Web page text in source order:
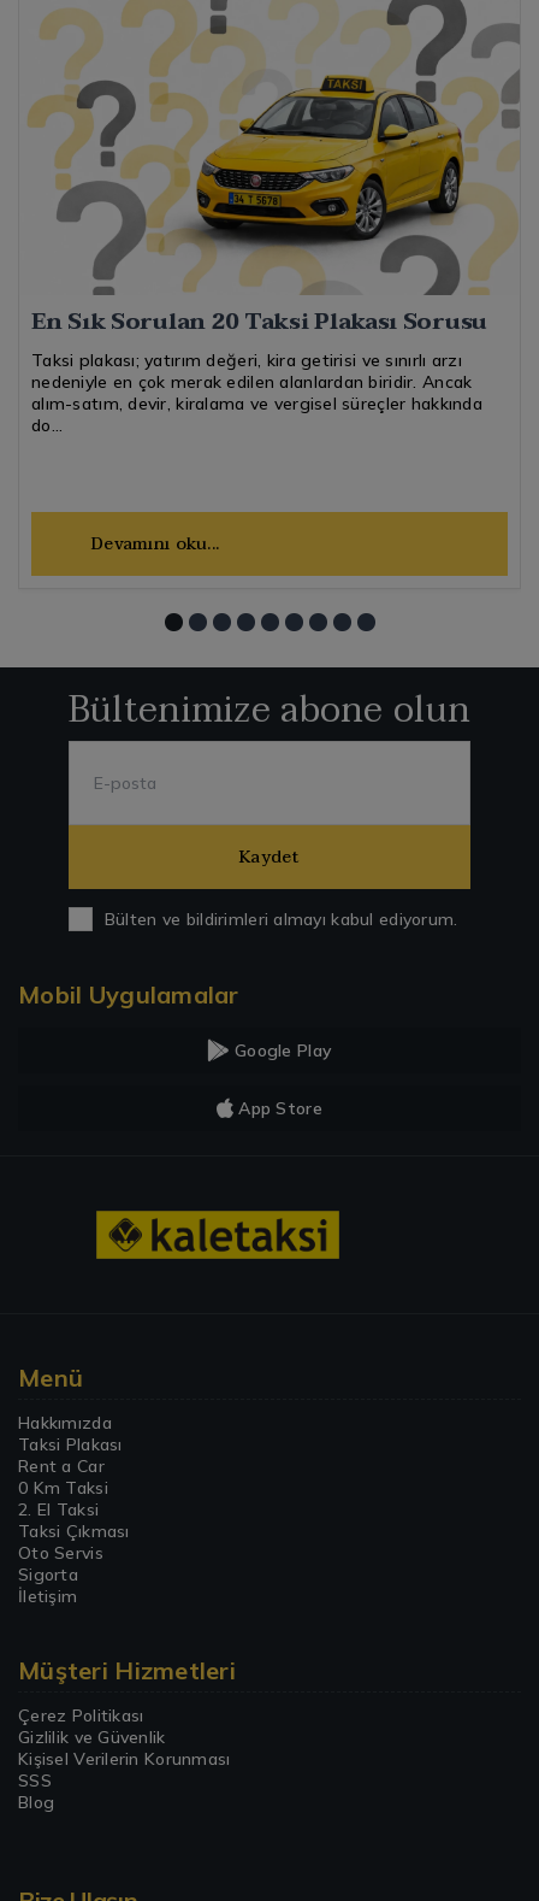
En Sık Sorulan 20 Taksi Plakası Sorusu
Taksi plakası; yatırım değeri, kira getirisi ve sınırlı arzı
nedeniyle en çok merak edilen alanlardan biridir. Ancak
alım-satım, devir, kiralama ve vergisel süreçler hakkında
do...
Devamını oku...
Bültenimize abone olun
Kaydet
Bülten ve bildirimleri almayı kabul ediyorum.
Mobil Uygulamalar
Google Play
App Store
Menü
Hakkımızda
Taksi Plakası
Rent a Car
0 Km Taksi
2. El Taksi
Taksi Çıkması
Oto Servis
Sigorta
İletişim
Müşteri Hizmetleri
Çerez Politikası
Gizlilik ve Güvenlik
Kişisel Verilerin Korunması
SSS
Blog